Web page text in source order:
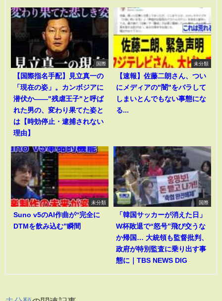
国際
【国際指名手配】見立真一の
「現在の姿」。カンボジアに
潜伏か――"残虐王子"と呼ば
れた男の、変わり果てた姿と
は【時効停止・逮捕されない
理由】
未分類
【速報】佐藤二朗さん、つい
にメディアの"闇"をバラして
しまいとんでもない事態にな
る...
未分類
Suno v5のAI作曲が“完全に
DTMを飲み込む”瞬間
国際
「韓国サッカーが消えた日」
W杯敗退で“怒号”飛び交うな
か帰国… 大統領も監督批判、
政府が特別監査に乗り出す事
態に｜TBS NEWS DIG